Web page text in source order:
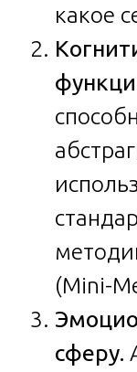
какое
(Mini-
сферу.